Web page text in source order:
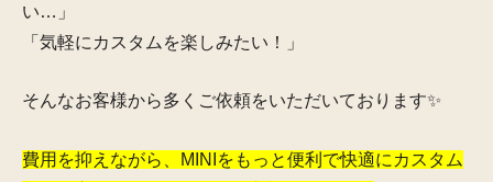
い…」
「気軽にカスタムを楽しみたい！」
そんなお客様から多くご依頼をいただいております✨
費用を抑えながら、MINIをもっと便利で快適にカスタム